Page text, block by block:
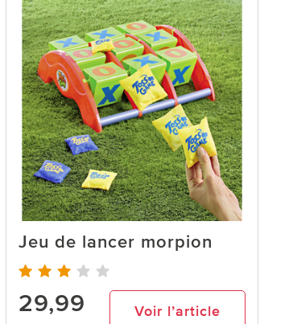
Jeu de lancer morpion
29,99 Voir l’article